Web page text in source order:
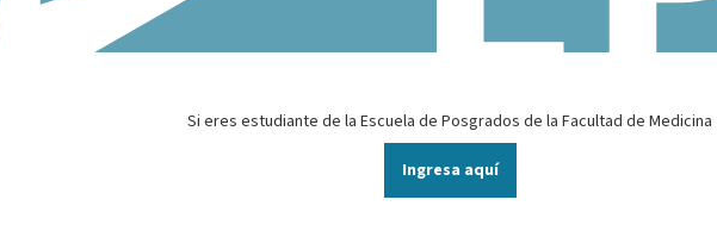
Si eres estudiante de la Escuela de Posgrados de la Facultad de Medicina
Ingresa aquí